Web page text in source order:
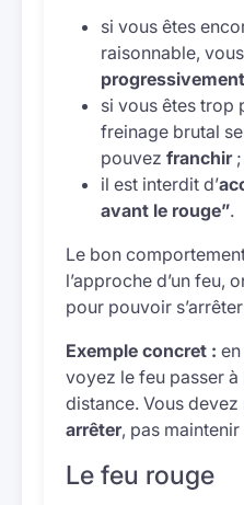
si vous êtes
raisonnable, vous
progressivement
si vous êtes trop
freinage brutal
pouvez franchir;
il est interdit d’
avant le rouge”.
Le bon
l’approche d’un feu,
pour pouvoir
Exemple concret :
voyez le feu passer à
distance. Vous devez
arrêter, pas maintenir
Le feu rouge